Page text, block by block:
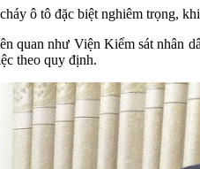
ô tô đặc biệt nghiêm trọng,
quan như Viện Kiểm sát nhân
theo quy định.